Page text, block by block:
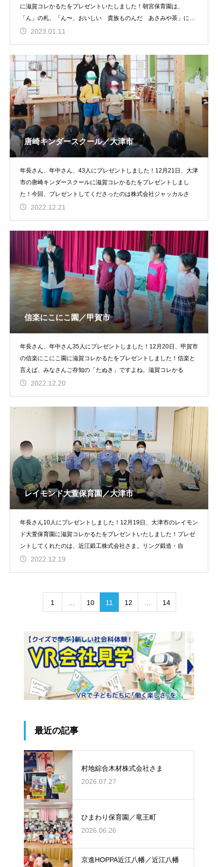
に滋賀コレかるたをプレゼントいたしました！朝宮保育園は、
「ん」の札、「ん〜、おいしい 貴族ものんだ あさみや茶」にも
な
2023.01.11
唐崎キンダースクール／大津市
年長さん、年中さん、43人にプレゼントしました！12月21日、大津
市の唐崎キンダースクールに滋賀コレかるたをプレゼントしまし
た！今回、プレゼントしてくださったのは株式会社ジャッカルさ
2022.12.21
信楽にこにこ園／甲賀市
年長さん、年中さん35人にプレゼントしました！12月20日、甲賀市
の信楽にこにこ園に滋賀コレかるたをプレゼントしました！信楽と
言えば、みなさんご存知の「たぬき」ですよね。滋賀コレかる
2022.12.20
レイモンド大萱保育園／大津市
年長さん10人にプレゼントしました！12月19日、大津市のレイモン
ド大萱保育園に滋賀コレかるたをプレゼントいたしました！プレゼ
ントしてくれたのは、近江鍛工株式会社さま。リング鍛造・自
2022.12.19
1 10 11 12 14
最近の記事
村地綜合木材株式会社さま
2026.07.27
ひまわり保育園／竜王町
2026.06.26
京進HOPPA近江八幡／近江八幡